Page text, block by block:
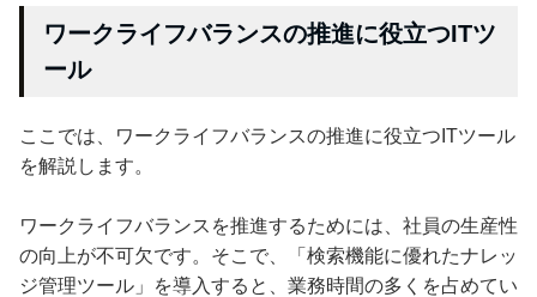
ワークライフバランスの推進に役立つITツ
ール
ここでは、ワークライフバランスの推進に役立つITツール
を解説します。
ワークライフバランスを推進するためには、社員の生産性
の向上が不可欠です。そこで、「検索機能に優れたナレッ
ジ管理ツール」を導入すると、業務時間の多くを占めてい